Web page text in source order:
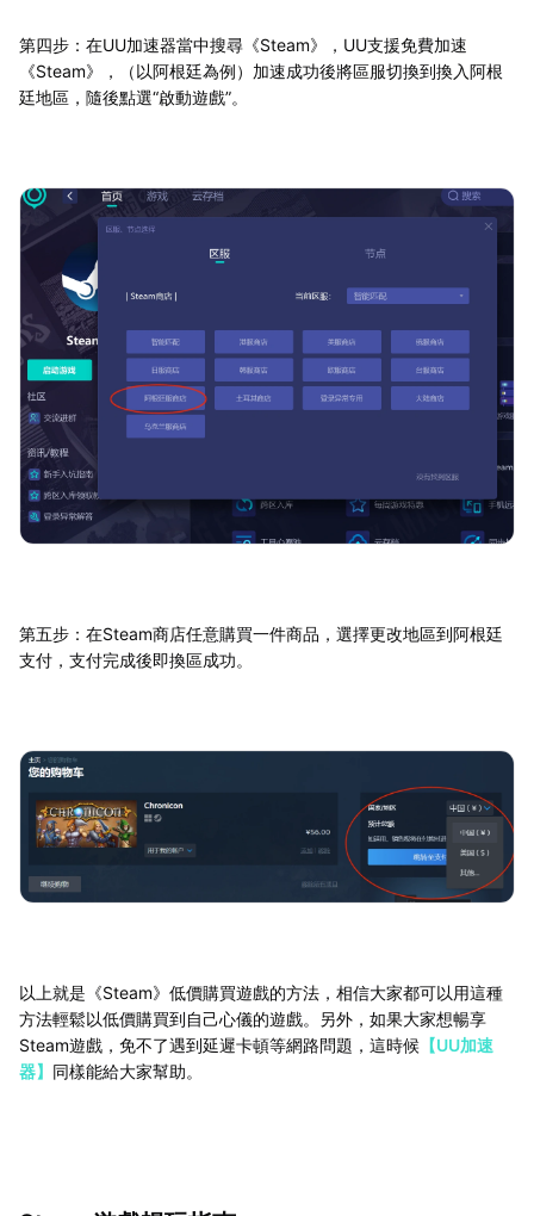
第四步：在UU加速器當中搜尋《Steam》，UU支援免費加速
《Steam》，（以阿根廷為例）加速成功後將區服切換到換入阿根
廷地區，隨後點選“啟動遊戲”。
第五步：在Steam商店任意購買一件商品，選擇更改地區到阿根廷
支付，支付完成後即換區成功。
以上就是《Steam》低價購買遊戲的方法，相信大家都可以用這種
方法輕鬆以低價購買到自己心儀的遊戲。另外，如果大家想暢享
Steam遊戲，免不了遇到延遲卡頓等網路問題，這時候 【UU加速
器】 同樣能給大家幫助。